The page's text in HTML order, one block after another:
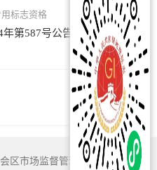
标志资格
第587号公告,公告时
区市场监督管理局